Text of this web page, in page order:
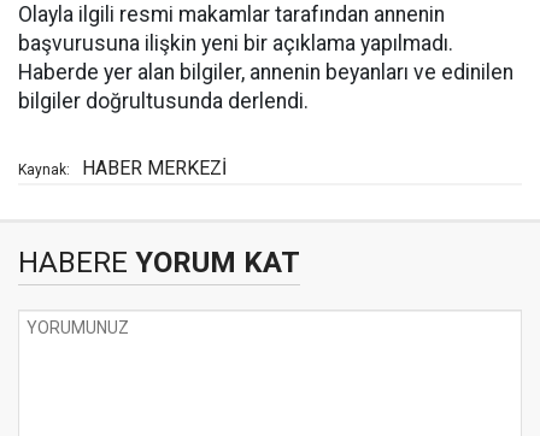
Olayla ilgili resmi makamlar tarafından annenin
başvurusuna ilişkin yeni bir açıklama yapılmadı.
Haberde yer alan bilgiler, annenin beyanları ve edinilen
bilgiler doğrultusunda derlendi.
Kaynak: HABER MERKEZİ
HABERE YORUM KAT